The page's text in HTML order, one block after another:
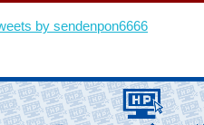
by sendenpon6666